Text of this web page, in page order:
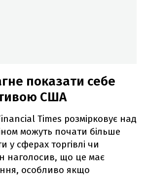
показати себе
США
Times розмірковує над
можуть почати більше
у сферах торгівлі чи
наголосив, що це має
особливо якщо